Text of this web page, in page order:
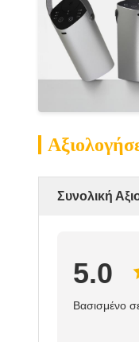
Συνολική
5.0
Βασισμένο